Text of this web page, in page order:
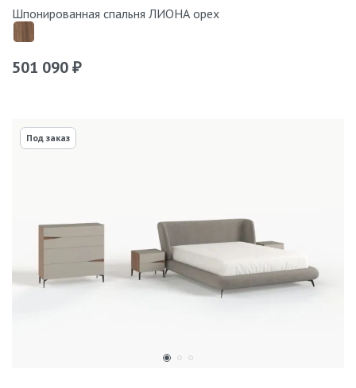
Шпонированная спальня ЛИОНА орех
501 090 ₽
Под заказ